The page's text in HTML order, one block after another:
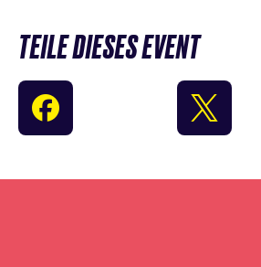
TEILE DIESES EVENT